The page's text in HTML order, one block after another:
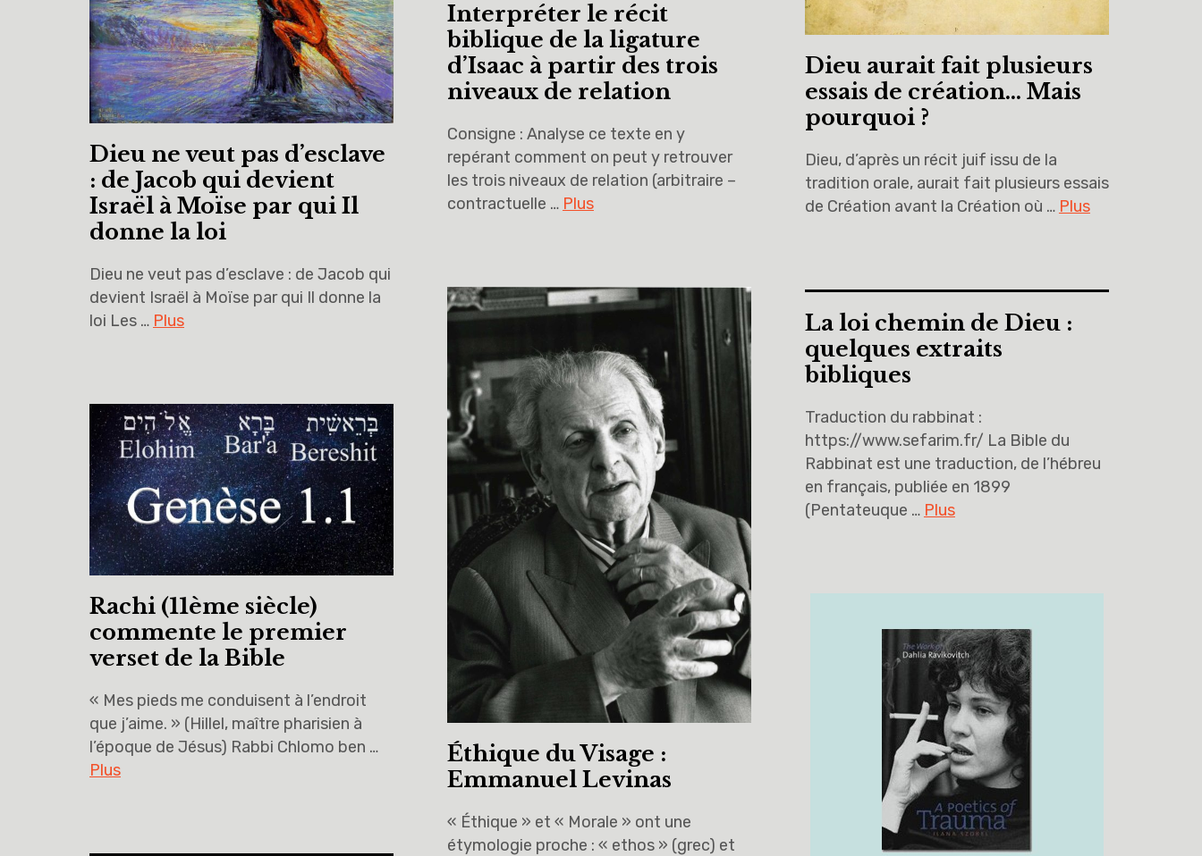
Dieu aurait fait plusieurs
essais de création… Mais
pourquoi ?
Dieu, d’après un récit juif issu de la
tradition orale, aurait fait plusieurs essais
de Création avant la Création où … Plus
Interpréter le récit
biblique de la ligature
d’Isaac à partir des trois
niveaux de relation
Consigne : Analyse ce texte en y
repérant comment on peut y retrouver
les trois niveaux de relation (arbitraire –
contractuelle … Plus
Dieu ne veut pas d’esclave
: de Jacob qui devient
Israël à Moïse par qui Il
donne la loi
Dieu ne veut pas d’esclave : de Jacob qui
devient Israël à Moïse par qui Il donne la
loi Les … Plus
Éthique du Visage :
Emmanuel Levinas
« Éthique » et « Morale » ont une
étymologie proche : « ethos » (grec) et
La loi chemin de Dieu :
quelques extraits
bibliques
Traduction du rabbinat :
https://www.sefarim.fr/ La Bible du
Rabbinat est une traduction, de l’hébreu
en français, publiée en 1899
(Pentateuque … Plus
Rachi (11ème siècle)
commente le premier
verset de la Bible
« Mes pieds me conduisent à l’endroit
que j’aime. » (Hillel, maître pharisien à
l’époque de Jésus) Rabbi Chlomo ben …
Plus